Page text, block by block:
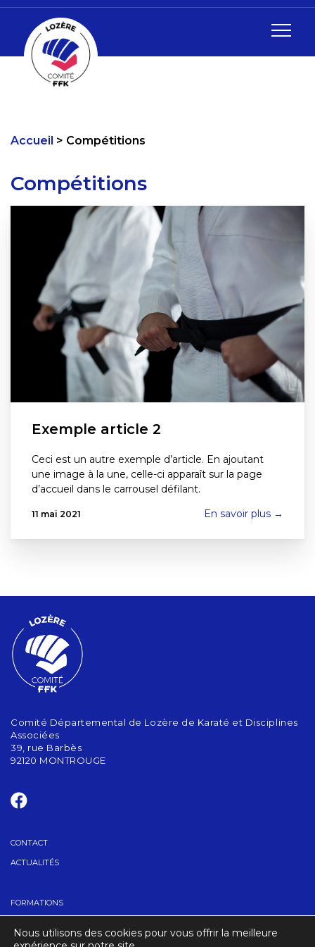
Accueil Compétitions
Compétitions
Exemple article 2
Ceci est un autre exemple d’article. En ajoutant
une image à la une, celle-ci apparaît sur la page
d’accueil dans le carrousel défilant.
11 mai 2021 En savoir plus →
Comité Départemental de Lozère de Karaté et Disciplines
Associées
39, rue Barbès
92120 MONTROUGE
CONTACT
ACTUALITÉS
FORMATIONS
TROUVER UN CLUB
Nous utilisons des cookies pour vous offrir la meilleure